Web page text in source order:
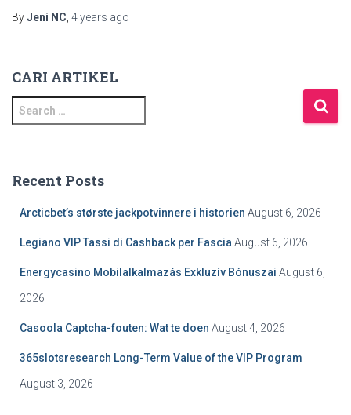
ByJeni NC, 4 years ago
CARI ARTIKEL
e
c
Recent Posts
Arcticbet’s største jackpotvinnere i historien August 6, 2026
Legiano VIP Tassi di Cashback per FasciaAugust 6, 2026
Energycasino Mobilalkalmazás Exkluzív Bónuszai August 6,
2026
Casoola Captcha-fouten: Wat te doen August 4, 2026
365slotsresearch Long-Term Value of the VIP Program
August 3, 2026